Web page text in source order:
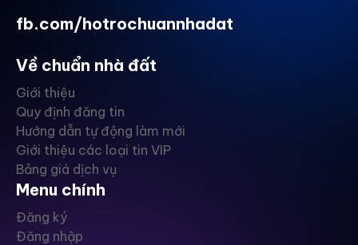
fb.com/hotrochuannhadat
Về chuẩn nhà đất
Giới thiệu
Quy định đăng tin
Hướng dẫn tự động làm mới
Giới thiệu các loại tin VIP
Bảng giá dịch vụ
Menu chính
Đăng ký
Đăng nhập